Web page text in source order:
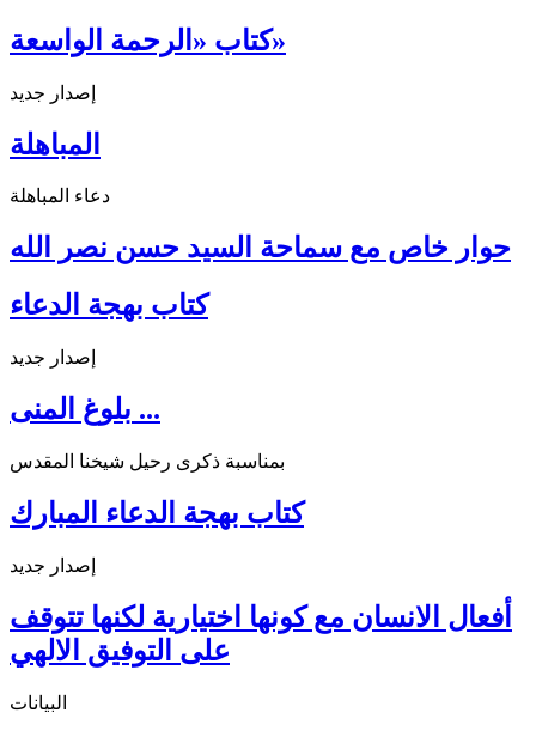
كتاب «الرحمة الواسعة»
إصدار جديد
المباهلة
دعاء المباهلة
حوار خاص مع سماحة السيد حسن نصر الله
كتاب بهجة الدعاء
إصدار جديد
بلوغ المنى ...
بمناسبة ذكرى رحيل شيخنا المقدس
كتاب بهجة الدعاء المبارك
إصدار جديد
أفعال الانسان مع كونها اختيارية لكنها تتوقف
على التوفيق الالهي
البيانات